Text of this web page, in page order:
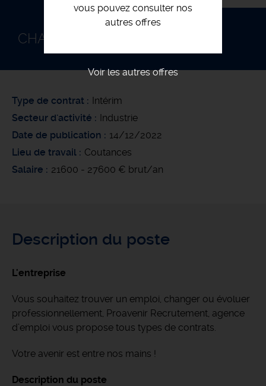
vous pouvez consulter nos
autres offres
Voir les autres offres
CHAUDRONNIER F/H
Type de contrat
Intérim
Secteur d'activité
Industrie
Date de publication
14/12/2022
Lieu de travail
Coutances
Salaire
21600 - 27600 € brut/an
Description du poste
L'entreprise
Vous souhaitez trouver un emploi, changer ou évoluer
professionnellement, Proavenir Recrutement, agence
d’emploi vous propose tous types de contrats.
Votre avenir est entre nos mains !
Description du poste